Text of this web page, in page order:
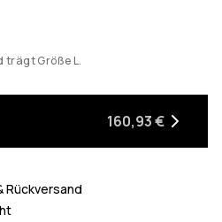
trägt Größe L.
160,93 €
Rückversand